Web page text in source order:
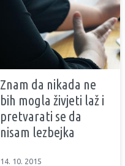
Znam da nikada ne
bih mogla živjeti laž i
pretvarati se da
nisam lezbejka
14. 10. 2015